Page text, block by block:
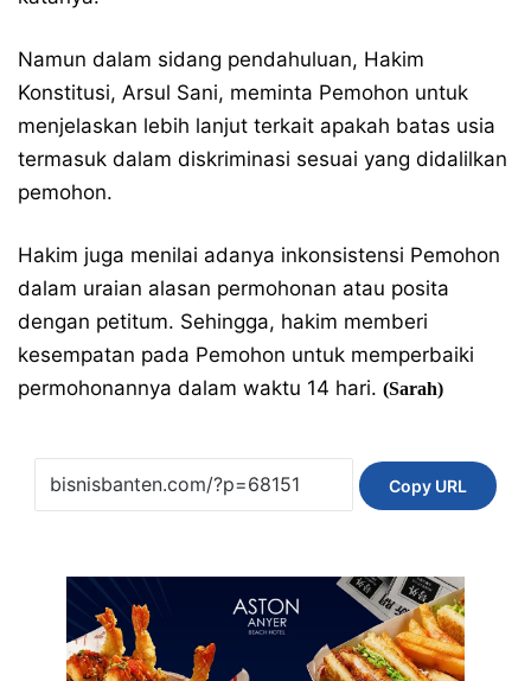
Namun dalam sidang pendahuluan, Hakim
Konstitusi, Arsul Sani, meminta Pemohon untuk
menjelaskan lebih lanjut terkait apakah batas usia
termasuk dalam diskriminasi sesuai yang didalilkan
pemohon.
Hakim juga menilai adanya inkonsistensi Pemohon
dalam uraian alasan permohonan atau posita
dengan petitum. Sehingga, hakim memberi
kesempatan pada Pemohon untuk memperbaiki
permohonannya dalam waktu 14 hari. (Sarah)
Copy URL